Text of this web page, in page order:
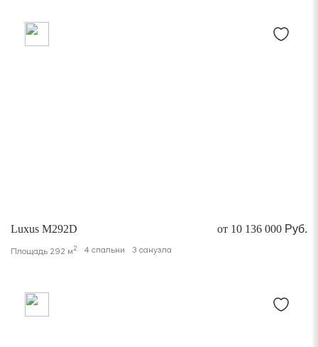
Luxus M292D от 10 136 000 Руб.
Площадь 292 м2 4 спальни 3 санузла